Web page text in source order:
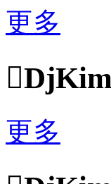
更多

更多